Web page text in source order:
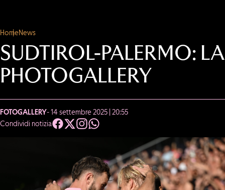
HomeNews
SUDTIROL-PALERMO: LA
PHOTOGALLERY
FOTOGALLERY- 14 settembre 2025 | 20:55
Condividi notizia